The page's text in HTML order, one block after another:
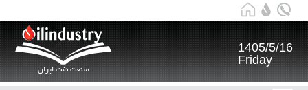
صنعت نفت ایران
1405/5/16
Friday